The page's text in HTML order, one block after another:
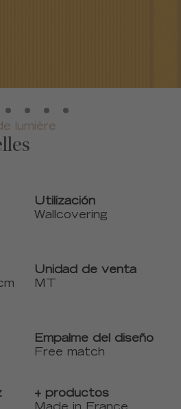
lumière
Utilización
Wallcovering
Unidad de venta
MT
Empalme del diseño
Free match
+ productos